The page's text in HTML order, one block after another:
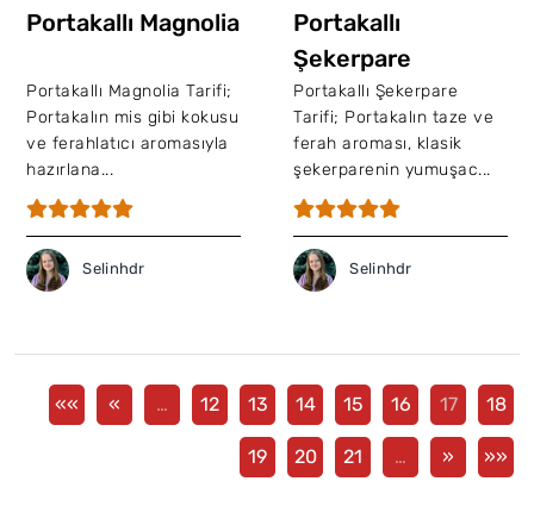
Portakallı Magnolia
Portakallı Magnolia Tarifi;
Portakalın mis gibi kokusu
ve ferahlatıcı aromasıyla
hazırlana...
Selinhdr
Portakallı
Şekerpare
Portakallı Şekerpare
Tarifi; Portakalın taze ve
ferah aroması, klasik
şekerparenin yumuşac...
Selinhdr
«« « … 12 13 14 15 16 17 18
19 20 21 … » »»